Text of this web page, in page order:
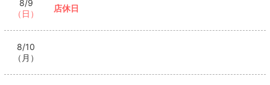
8/9
（日）
店休日
8/10
（月）